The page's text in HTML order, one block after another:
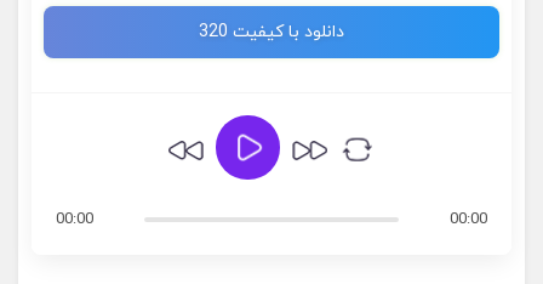
دانلود با کیفیت 320
00:00
00:00